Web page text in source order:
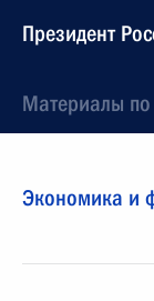
Президент
Материалы
Экономика и